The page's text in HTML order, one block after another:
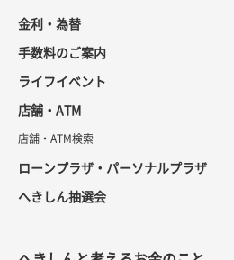
金利・為替
手数料のご案内
ライフイベント
店舗・ATM
店舗・ATM検索
ローンプラザ・パーソナルプラザ
へきしん抽選会